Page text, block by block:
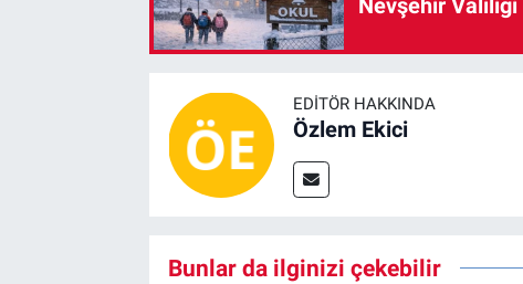
Nevşehir Valiliği
EDITÖR HAKKINDA
Özlem Ekici
Bunlar da ilginizi çekebilir